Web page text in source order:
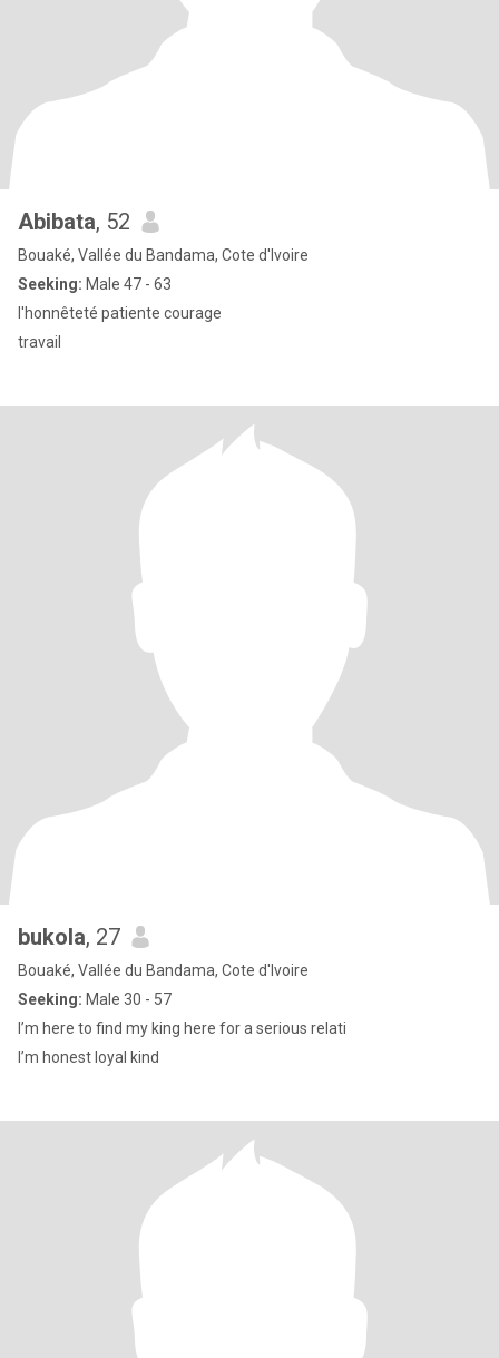
Abibata, 52
Bouaké, Vallée du Bandama, Cote d'Ivoire
Seeking: Male 47 - 63
l'honnêteté patiente courage
travail
bukola, 27
Bouaké, Vallée du Bandama, Cote d'Ivoire
Seeking: Male 30 - 57
I’m here to find my king here for a serious relati
I’m honest loyal kind